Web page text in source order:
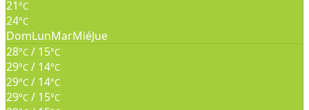
21°C
24°C
DomLunMarMiéJue
28°C / 15°C
29°C / 14°C
29°C / 14°C
29°C / 15°C